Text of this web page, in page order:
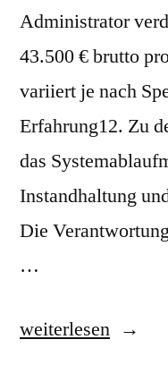
Administrator
43.500 € brutto
variiert je nach
Erfahrung12. Zu
das
Instandhaltung
Die
…
„Administrator:
weiterlesen